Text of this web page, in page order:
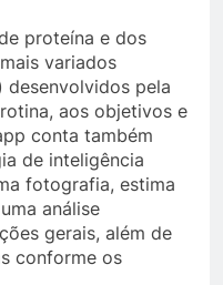
proteína e dos
variados
pela
aos objetivos e
conta também
de inteligência
fotografia, estima
análise
gerais, além de
conforme os